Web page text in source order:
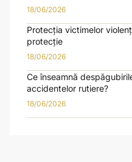
18/06/2026
Protecția victimelor
protecție
18/06/2026
Ce înseamnă
accidentelor rutiere?
18/06/2026